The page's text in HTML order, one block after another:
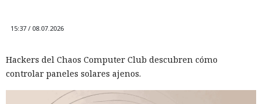
15:37 / 08.07.2026
Hackers del Chaos Computer Club descubren cómo
controlar paneles solares ajenos.